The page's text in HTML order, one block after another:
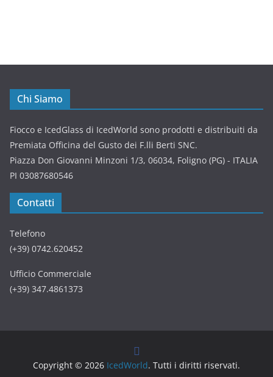
Chi Siamo
Fiocco e IcedGlass di IcedWorld sono prodotti e distribuiti da
Premiata Officina del Gusto dei F.lli Berti SNC.
Piazza Don Giovanni Minzoni 1/3, 06034, Foligno (PG) - ITALIA
PI 03087680546
Contatti
Telefono
(+39) 0742.620452
Ufficio Commerciale
(+39) 347.4861373
Copyright © 2026 IcedWorld. Tutti i diritti riservati.